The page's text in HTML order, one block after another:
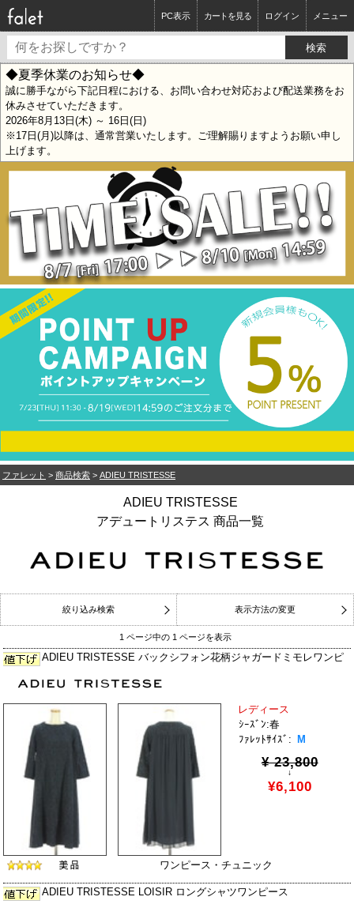
ログイン メニュー
カートを見る
PC表示
◆夏季休業のお知らせ◆
誠に勝手ながら下記日程における、お問い合わせ対応および配送業務をお
休みさせていただきます。
2026年8月13日(木) ～ 16日(日)
※17日(月)以降は、通常営業いたします。ご理解賜りますようお願い申し
上げます。
ファレット > 商品検索 > ADIEU TRISTESSE
ADIEU TRISTESSE
アデュートリステス 商品一覧
絞り込み検索 表示方法の変更
1 ページ中の 1 ページを表示
ADIEU TRISTESSE バックシフォン花柄ジャガードミモレワンピ
レディース
ｼｰｽﾞﾝ:春
ﾌｧﾚｯﾄｻｲｽﾞ:
M
¥ 23,800
↓
¥6,100
ワンピース・チュニック
ADIEU TRISTESSE LOISIR ロングシャツワンピース